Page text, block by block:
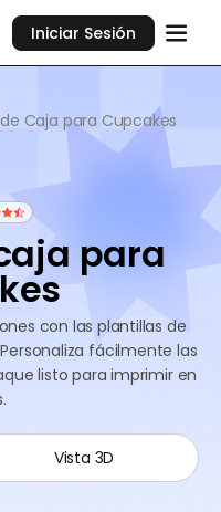
Iniciar Sesión
Caja para Cupcakes
para
con las plantillas de
fácilmente las
listo para imprimir en
Vista 3D